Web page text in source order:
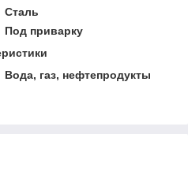
Сталь
Под приварку
Вода, газ, нефтепродукты